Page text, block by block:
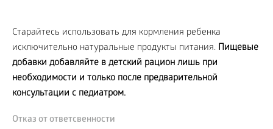
Старайтесь использовать для кормления ребенка
исключительно натуральные продукты питания. Пищевые
добавки добавляйте в детский рацион лишь при
необходимости и только после предварительной
консультации с педиатром.
Отказ от ответсвенности